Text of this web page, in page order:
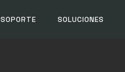
SOPORTE SOLUCIONES